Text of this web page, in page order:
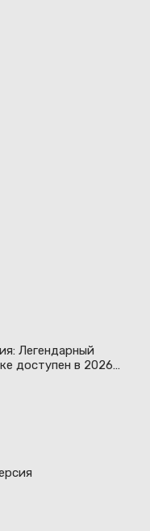
Легендарный
доступен в 2026